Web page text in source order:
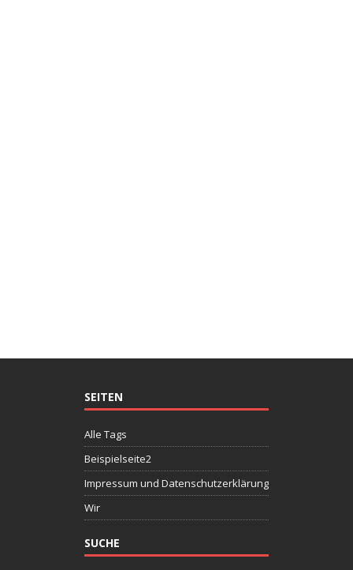
SEITEN
Alle Tags
Beispielseite2
Impressum und Datenschutzerklärung
Wir
SUCHE